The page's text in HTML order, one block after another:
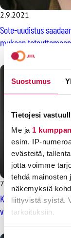
Suostumus
Tietojesi
Me ja 1
esim. IP-
evästeitä,
jotta voimme
tehdä mainosten
näkemyksiä
liittyvistä syistä.
tarkoituksiin.
2.9.2021
Sote-uudistus
mukaan
7.4.2021
Koronapandemia on
voiman, maiden